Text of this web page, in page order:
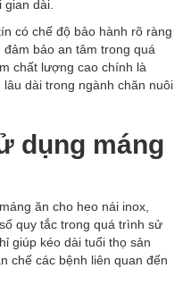
dài.
có chế độ bảo hành rõ ràng
bảo an tâm trong quá
chất lượng cao chính là
dài trong ngành chăn nuôi
dụng máng
ăn cho heo nái inox,
quy tắc trong quá trình sử
giúp kéo dài tuổi thọ sản
chế các bệnh liên quan đến